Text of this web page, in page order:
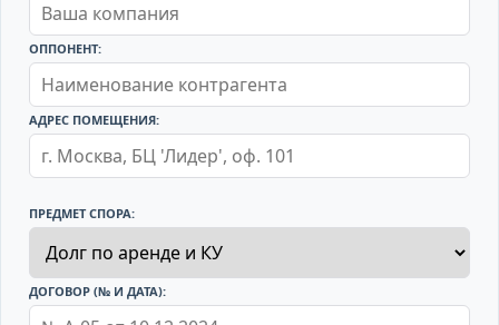
ОППОНЕНТ:
АДРЕС ПОМЕЩЕНИЯ:
ПРЕДМЕТ СПОРА:
ДОГОВОР (№ И ДАТА):